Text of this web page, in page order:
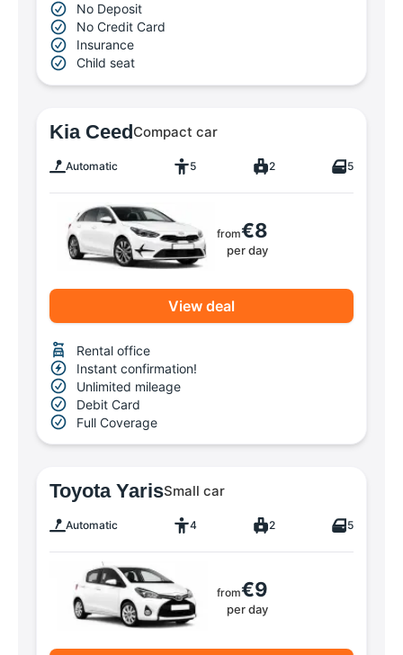
No Deposit
No Credit Card
Insurance
Child seat
Kia CeedCompact car
Automatic 5 2 5
from€8
per day
View deal
Rental office
Instant confirmation!
Unlimited mileage
Debit Card
Full Coverage
Toyota YarisSmall car
Automatic 4 2 5
from€9
per day